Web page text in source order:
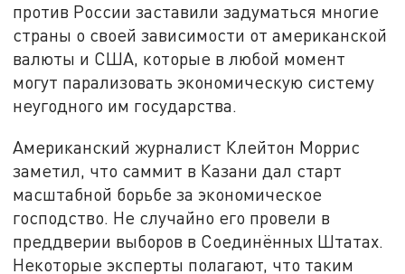
против России заставили задуматься многие
страны о своей зависимости от американской
валюты и США, которые в любой момент
могут парализовать экономическую систему
неугодного им государства.
Американский журналист Клейтон Моррис
заметил, что саммит в Казани дал старт
масштабной борьбе за экономическое
господство. Не случайно его провели в
преддверии выборов в Соединённых Штатах.
Некоторые эксперты полагают, что таким